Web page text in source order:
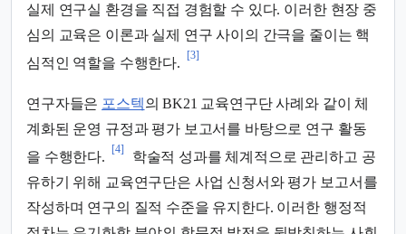
실제 연구실 환경을 직접 경험할 수 있다. 이러한 현장 중
심의 교육은 이론과 실제 연구 사이의 간극을 줄이는 핵
심적인 역할을 수행한다.
[3]
연구자들은 포스텍의 BK21 교육연구단 사례와 같이 체
계화된 운영 규정과 평가 보고서를 바탕으로 연구 활동
을 수행한다.
[4]
학술적 성과를 체계적으로 관리하고 공
유하기 위해 교육연구단은 사업 신청서와 평가 보고서를
작성하며 연구의 질적 수준을 유지한다. 이러한 행정적